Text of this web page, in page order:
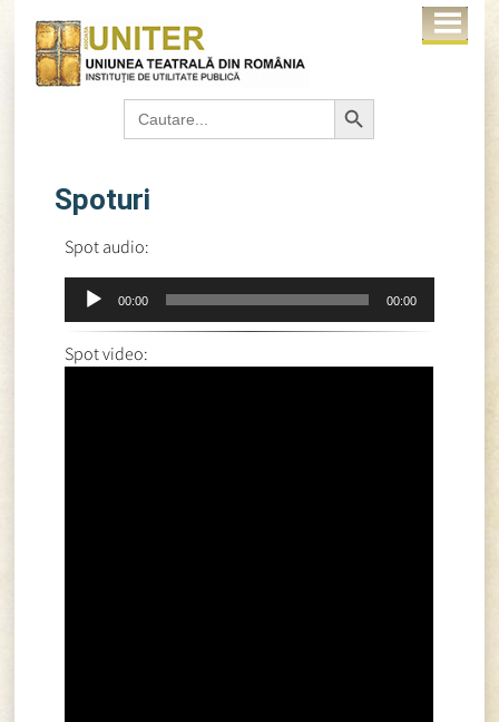
Search
for:
Search Button
Spoturi
Spot audio:
Player
audio
00:00 00:00
Spot video: